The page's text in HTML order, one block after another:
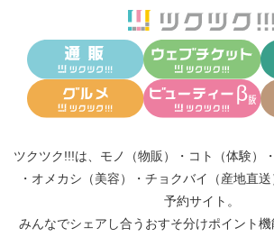
ツクツク!!!は、 モノ（物販） ・ コト（体験） ・
・ オメカシ（美容） ・ チョクバイ（産地直送
予約サイト。
みんなでシェアし合う おすそ分けポイント機